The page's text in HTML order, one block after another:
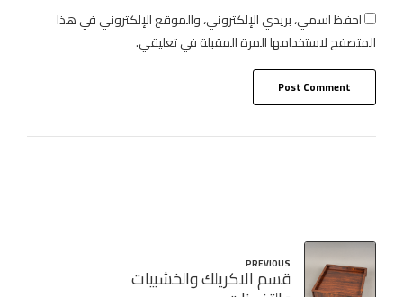
احفظ اسمي، بريدي الإلكتروني، والموقع الإلكتروني في هذا
المتصفح لاستخدامها المرة المقبلة في تعليقي.
Post Comment
PREVIOUS
قسم الاكريلك والخشبيات